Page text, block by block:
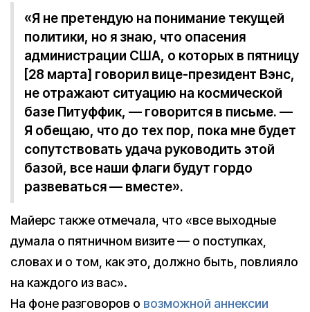
«Я не претендую на понимание текущей
политики, но я знаю, что опасения
администрации США, о которых в пятницу
[28 марта] говорил вице-президент Вэнс,
не отражают ситуацию на космической
базе Питуффик, — говорится в письме. —
Я обещаю, что до тех пор, пока мне будет
сопутствовать удача руководить этой
базой, все наши флаги будут гордо
развеваться — вместе».
Майерс также отмечала, что «все выходные
думала о пятничном визите — о поступках,
словах и о том, как это, должно быть, повлияло
на каждого из вас».
На фоне разговоров о возможной аннексии